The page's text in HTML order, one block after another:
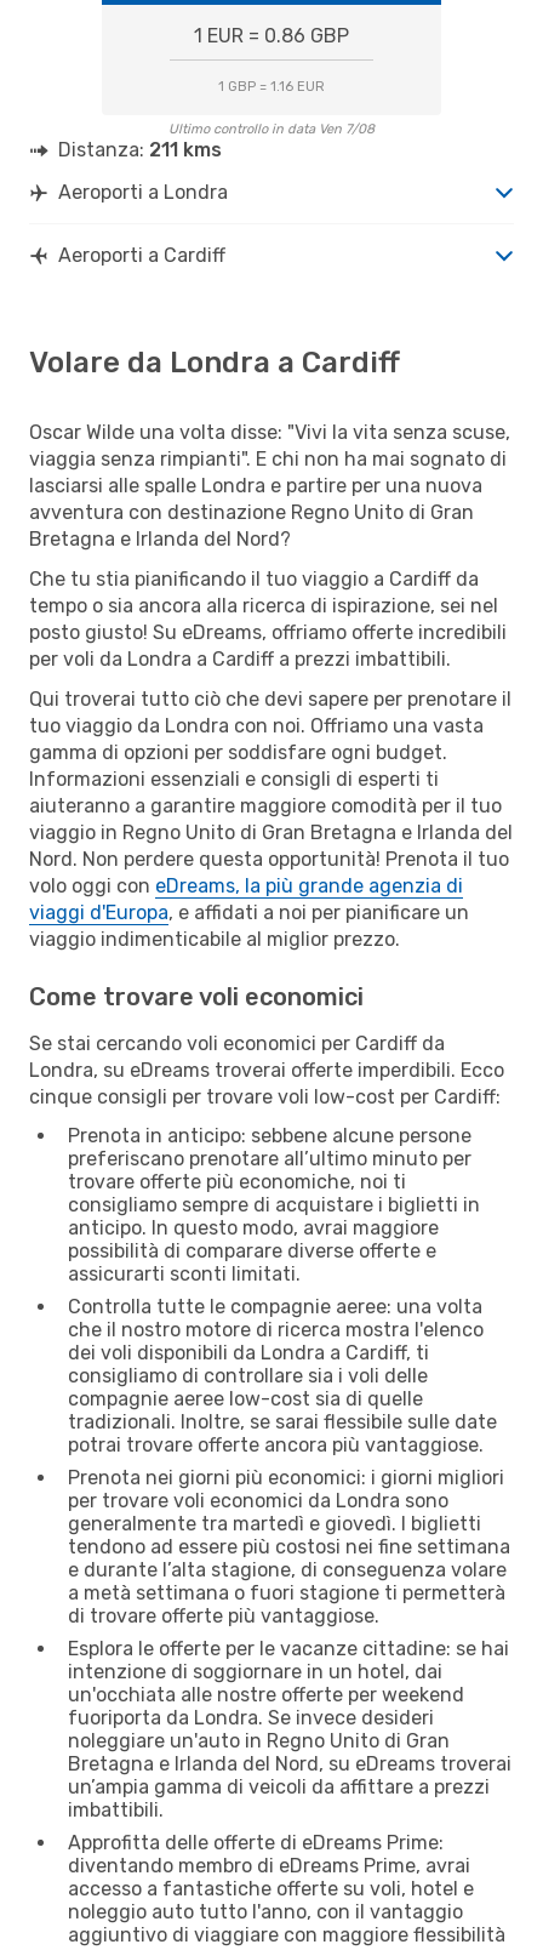
1 EUR = 0.86 GBP
1 GBP = 1.16 EUR
Ultimo controllo in data Ven 7/08
Distanza: 211 kms
Aeroporti a Londra
Aeroporti a Cardiff
Volare da Londra a Cardiff
Oscar Wilde una volta disse: "Vivi la vita senza scuse,
viaggia senza rimpianti". E chi non ha mai sognato di
lasciarsi alle spalle Londra e partire per una nuova
avventura con destinazione Regno Unito di Gran
Bretagna e Irlanda del Nord?
Che tu stia pianificando il tuo viaggio a Cardiff da
tempo o sia ancora alla ricerca di ispirazione, sei nel
posto giusto! Su eDreams, offriamo offerte incredibili
per voli da Londra a Cardiff a prezzi imbattibili.
Qui troverai tutto ciò che devi sapere per prenotare il
tuo viaggio da Londra con noi. Offriamo una vasta
gamma di opzioni per soddisfare ogni budget.
Informazioni essenziali e consigli di esperti ti
aiuteranno a garantire maggiore comodità per il tuo
viaggio in Regno Unito di Gran Bretagna e Irlanda del
Nord. Non perdere questa opportunità! Prenota il tuo
volo oggi con eDreams, la più grande agenzia di
viaggi d'Europa, e affidati a noi per pianificare un
viaggio indimenticabile al miglior prezzo.
Come trovare voli economici
Se stai cercando voli economici per Cardiff da
Londra, su eDreams troverai offerte imperdibili. Ecco
cinque consigli per trovare voli low-cost per Cardiff:
Prenota in anticipo: sebbene alcune persone
preferiscano prenotare all’ultimo minuto per
trovare offerte più economiche, noi ti
consigliamo sempre di acquistare i biglietti in
anticipo. In questo modo, avrai maggiore
possibilità di comparare diverse offerte e
assicurarti sconti limitati.
Controlla tutte le compagnie aeree: una volta
che il nostro motore di ricerca mostra l'elenco
dei voli disponibili da Londra a Cardiff, ti
consigliamo di controllare sia i voli delle
compagnie aeree low-cost sia di quelle
tradizionali. Inoltre, se sarai flessibile sulle date
potrai trovare offerte ancora più vantaggiose.
Prenota nei giorni più economici: i giorni migliori
per trovare voli economici da Londra sono
generalmente tra martedì e giovedì. I biglietti
tendono ad essere più costosi nei fine settimana
e durante l’alta stagione, di conseguenza volare
a metà settimana o fuori stagione ti permetterà
di trovare offerte più vantaggiose.
Esplora le offerte per le vacanze cittadine: se hai
intenzione di soggiornare in un hotel, dai
un'occhiata alle nostre offerte per weekend
fuoriporta da Londra. Se invece desideri
noleggiare un'auto in Regno Unito di Gran
Bretagna e Irlanda del Nord, su eDreams troverai
un’ampia gamma di veicoli da affittare a prezzi
imbattibili.
Approfitta delle offerte di eDreams Prime:
diventando membro di eDreams Prime, avrai
accesso a fantastiche offerte su voli, hotel e
noleggio auto tutto l'anno, con il vantaggio
aggiuntivo di viaggiare con maggiore flessibilità